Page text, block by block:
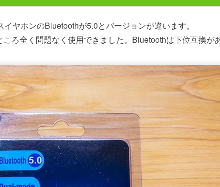
ヤホンのBluetoothが5.0とバージョンが違います。
ろ全く問題なく使用できました。Bluetoothは下位互換が